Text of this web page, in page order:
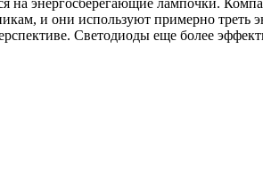
и они используют примерно треть
Светодиоды еще более